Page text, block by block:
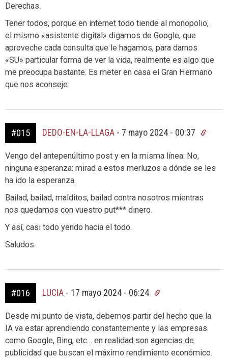
Derechas.
Tener todos, porque en internet todo tiende al monopolio,
el mismo «asistente digital» digamos de Google, que
aproveche cada consulta que le hagamos, para darnos
«SU» particular forma de ver la vida, realmente es algo que
me preocupa bastante. Es meter en casa el Gran Hermano
que nos aconseje
#015 DEDO-EN-LA-LLAGA - 7 mayo 2024 - 00:37
Vengo del antepenúltimo post y en la misma línea: No,
ninguna esperanza: mirad a estos merluzos a dónde se les
ha ido la esperanza.
Bailad, bailad, malditos, bailad contra nosotros mientras
nos quedamos con vuestro put*** dinero.
Y así, casi todo yendo hacia el todo.
Saludos.
#016 LUCIA - 17 mayo 2024 - 06:24
Desde mi punto de vista, debemos partir del hecho que la
IA va estar aprendiendo constantemente y las empresas
como Google, Bing, etc… en realidad son agencias de
publicidad que buscan el máximo rendimiento económico.